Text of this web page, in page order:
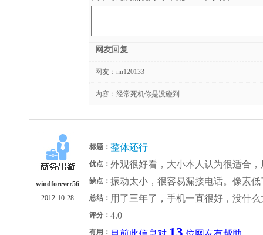
网友回复
网友： nn120133
内容：经常死机你是没碰到
windforever56
2012-10-28
标题： 整体还行
优点： 外观很好看，大小本人认为很适合
缺点： 振动太小，很容易漏接电话。像素
总结： 用了三年了，手机一直很好，没什
评分： 4.0
有用：